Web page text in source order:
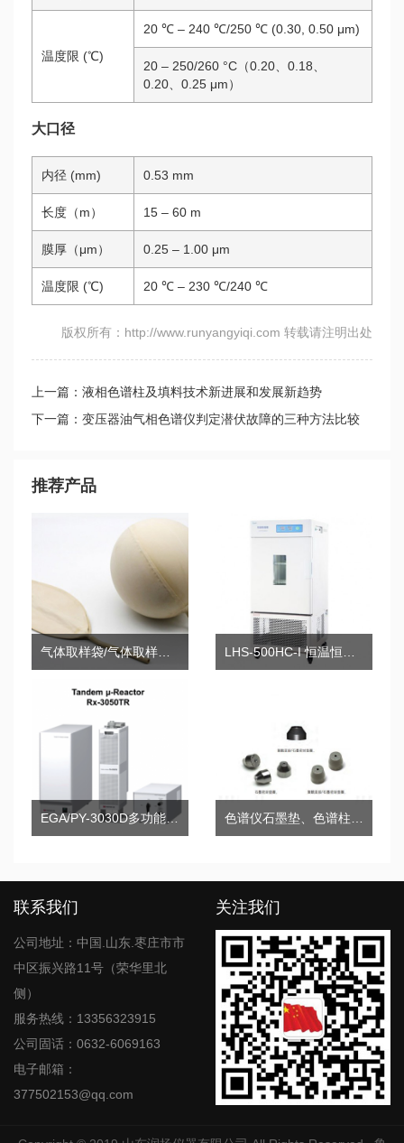
温度限 (℃)
20 ℃ – 240 ℃/250 ℃ (0.30, 0.50 μm)
20 – 250/260 °C（0.20、0.18、
0.20、0.25 μm）
大口径
内径 (mm) 0.53 mm
长度（m） 15 – 60 m
膜厚（μm） 0.25 – 1.00 μm
温度限 (℃) 20 ℃ – 230 ℃/240 ℃
版权所有：http://www.runyangyiqi.com 转载请注明出处
上一篇：液相色谱柱及填料技术新进展和发展新趋势
下一篇：变压器油气相色谱仪判定潜伏故障的三种方法比较
推荐产品
EGA/PY-3030D多功能热脱附/热裂解器
联系我们
公司地址：中国.山东.枣庄市市
中区振兴路11号（荣华里北
侧）
服务热线：13356323915
公司固话：0632-6069163
电子邮箱：
377502153@qq.com
关注我们